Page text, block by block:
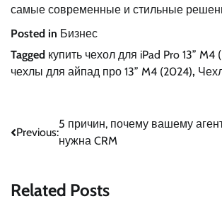
самые современные и стильные
Posted in Бизнес
Tagged купить чехол для iPad Pro 13” M4
чехлы для айпад про 13” M4 (2024),
Навигация
Previous:
5 причин, почему вашему
нужна CRM
Related Posts